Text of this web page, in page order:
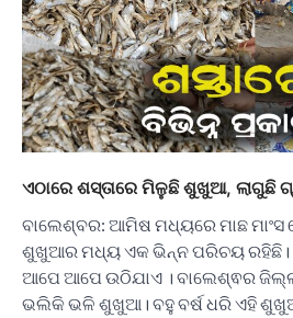
ଏଠାରେ ଶସ୍ତାରେ ମିଳୁଛି ଶୁଖୁଆ, ଲାଗୁଛି
ବାଲେଶ୍ବର: ଆମିଷ ମଧ୍ୟରେ ମାଛ ମାଂସ
ଶୁଖୁଆର ମଧ୍ୟ ଏକ ଭିନ୍ନ ପରିଚୟ
ଆପେ ଆପେ ଉଠିଯାଏ । ବାଲେଶ୍ଵର
ଭଲିକି ଭଳି ଶୁଖୁଆ। ବହୁ ବର୍ଷ ଧରି ଏହି ଶୁଖୁଆ